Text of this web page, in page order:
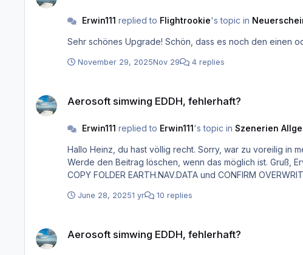
Erwin111 replied to Flightrookie's topic in
Sehr schönes Upgrade! Schön, dass es
November 29, 2025Nov 29 4 replies
Aerosoft simwing EDDH, fehlerhaft?
Erwin111 replied to Erwin111's topic in Szenerien
Hallo Heinz, du hast völlig recht. Sorry, war zu voreilig in meiner Beurteilung. Allerdings möchte ich anführen, dass Mac Benutzer die Anweisung durchaus missverstehen können.
Werde den Beitrag löschen, wenn das möglich ist. Gruß, Erwin Beim Mac ist das offenbar anders. Es gibt zwei Möglichkeiten OVERWRITE oder MERGE. Da in den Anweisungen
COPY FOLDER EARTH.NAV.DATA und CONFIRM
June 28, 20251 yr 10 replies
Aerosoft simwing EDDH, fehlerhaft?